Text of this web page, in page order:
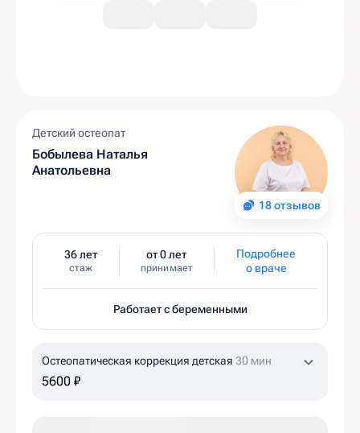
18 отзывов
Детский остеопат
Бобылева Наталья
Анатольевна
36 лет
стаж
от 0 лет
принимает
Подробнее
о враче
Работает с беременными
Остеопатическая коррекция детская 30 мин
5600 ₽